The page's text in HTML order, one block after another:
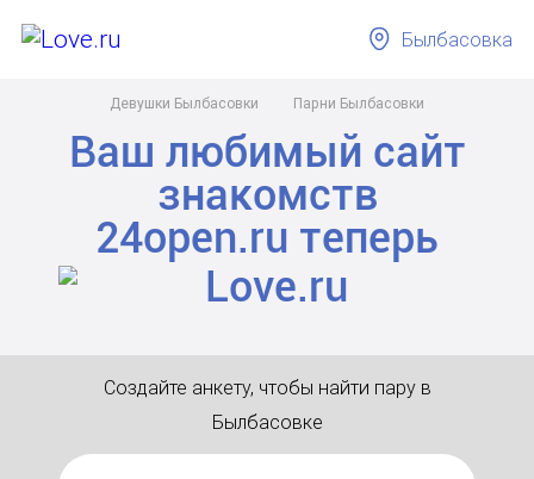
Девушки Былбасовки Парни Былбасовки
Былбасовка
Ваш любимый сайт
знакомств
24open.ru теперь
Создайте анкету, чтобы найти пару в
Былбасовке